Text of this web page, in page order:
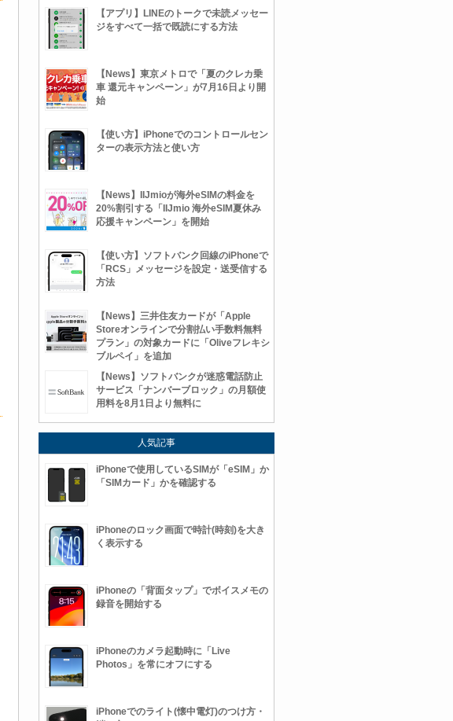
【アプリ】LINEのトークで未読メッセー
ジをすべて一括で既読にする方法
【News】東京メトロで「夏のクレカ乗
車 還元キャンペーン」が7月16日より開
始
【使い方】iPhoneでのコントロールセン
ターの表示方法と使い方
【News】IIJmioが海外eSIMの料金を
20%割引する「IIJmio 海外eSIM夏休み
応援キャンペーン」を開始
【使い方】ソフトバンク回線のiPhoneで
「RCS」メッセージを設定・送受信する
方法
【News】三井住友カードが「Apple
Storeオンラインで分割払い手数料無料
プラン」の対象カードに「Oliveフレキシ
ブルペイ」を追加
【News】ソフトバンクが迷惑電話防止
サービス「ナンバーブロック」の月額使
用料を8月1日より無料に
人気記事
iPhoneで使用しているSIMが「eSIM」か
「SIMカード」かを確認する
iPhoneのロック画面で時計(時刻)を大き
く表示する
iPhoneの「背面タップ」でボイスメモの
録音を開始する
iPhoneのカメラ起動時に「Live
Photos」を常にオフにする
iPhoneでのライト(懐中電灯)のつけ方・